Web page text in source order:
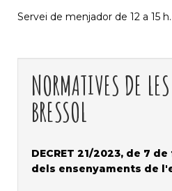
Servei de menjador de 12 a 15 h.
NORMATIVES DE
BRESSOL
DECRET 21/2023, de 7
dels ensenyaments de